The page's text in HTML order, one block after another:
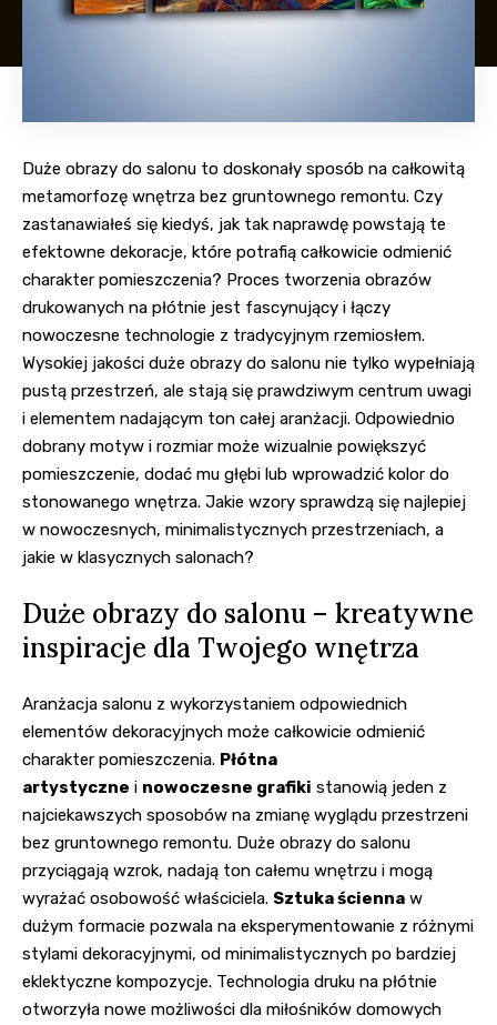
Duże obrazy do salonu to doskonały sposób na całkowitą
metamorfozę wnętrza bez gruntownego remontu. Czy
zastanawiałeś się kiedyś, jak tak naprawdę powstają te
efektowne dekoracje, które potrafią całkowicie odmienić
charakter pomieszczenia? Proces tworzenia obrazów
drukowanych na płótnie jest fascynujący i łączy
nowoczesne technologie z tradycyjnym rzemiosłem.
Wysokiej jakości duże obrazy do salonu nie tylko wypełniają
pustą przestrzeń, ale stają się prawdziwym centrum uwagi
i elementem nadającym ton całej aranżacji. Odpowiednio
dobrany motyw i rozmiar może wizualnie powiększyć
pomieszczenie, dodać mu głębi lub wprowadzić kolor do
stonowanego wnętrza. Jakie wzory sprawdzą się najlepiej
w nowoczesnych, minimalistycznych przestrzeniach, a
jakie w klasycznych salonach?
Duże obrazy do salonu – kreatywne
inspiracje dla Twojego wnętrza
Aranżacja salonu z wykorzystaniem odpowiednich
elementów dekoracyjnych może całkowicie odmienić
charakter pomieszczenia. Płótna
artystyczne i nowoczesne grafiki stanowią jeden z
najciekawszych sposobów na zmianę wyglądu przestrzeni
bez gruntownego remontu. Duże obrazy do salonu
przyciągają wzrok, nadają ton całemu wnętrzu i mogą
wyrażać osobowość właściciela. Sztuka ścienna w
dużym formacie pozwala na eksperymentowanie z różnymi
stylami dekoracyjnymi, od minimalistycznych po bardziej
eklektyczne kompozycje. Technologia druku na płótnie
otworzyła nowe możliwości dla miłośników domowych